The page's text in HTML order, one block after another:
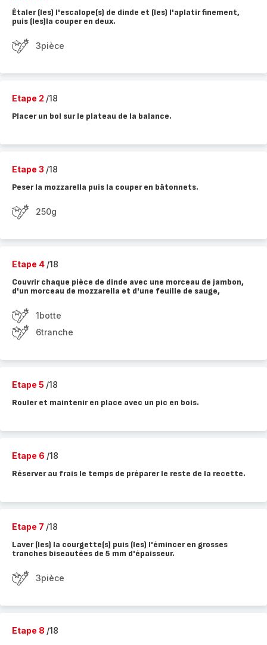
Étaler (les) l'escalope(s) de dinde et (les) l'aplatir finement,
puis (les)la couper en deux.
3pièce
Etape 2 /18
Placer un bol sur le plateau de la balance.
Etape 3 /18
Peser la mozzarella puis la couper en bâtonnets.
250g
Etape 4 /18
Couvrir chaque pièce de dinde avec une morceau de jambon,
d'un morceau de mozzarella et d'une feuille de sauge,
1botte
6tranche
Etape 5 /18
Rouler et maintenir en place avec un pic en bois.
Etape 6 /18
Réserver au frais le temps de préparer le reste de la recette.
Etape 7 /18
Laver (les) la courgette(s) puis (les) l'émincer en grosses
tranches biseautées de 5 mm d'épaisseur.
3pièce
Etape 8 /18